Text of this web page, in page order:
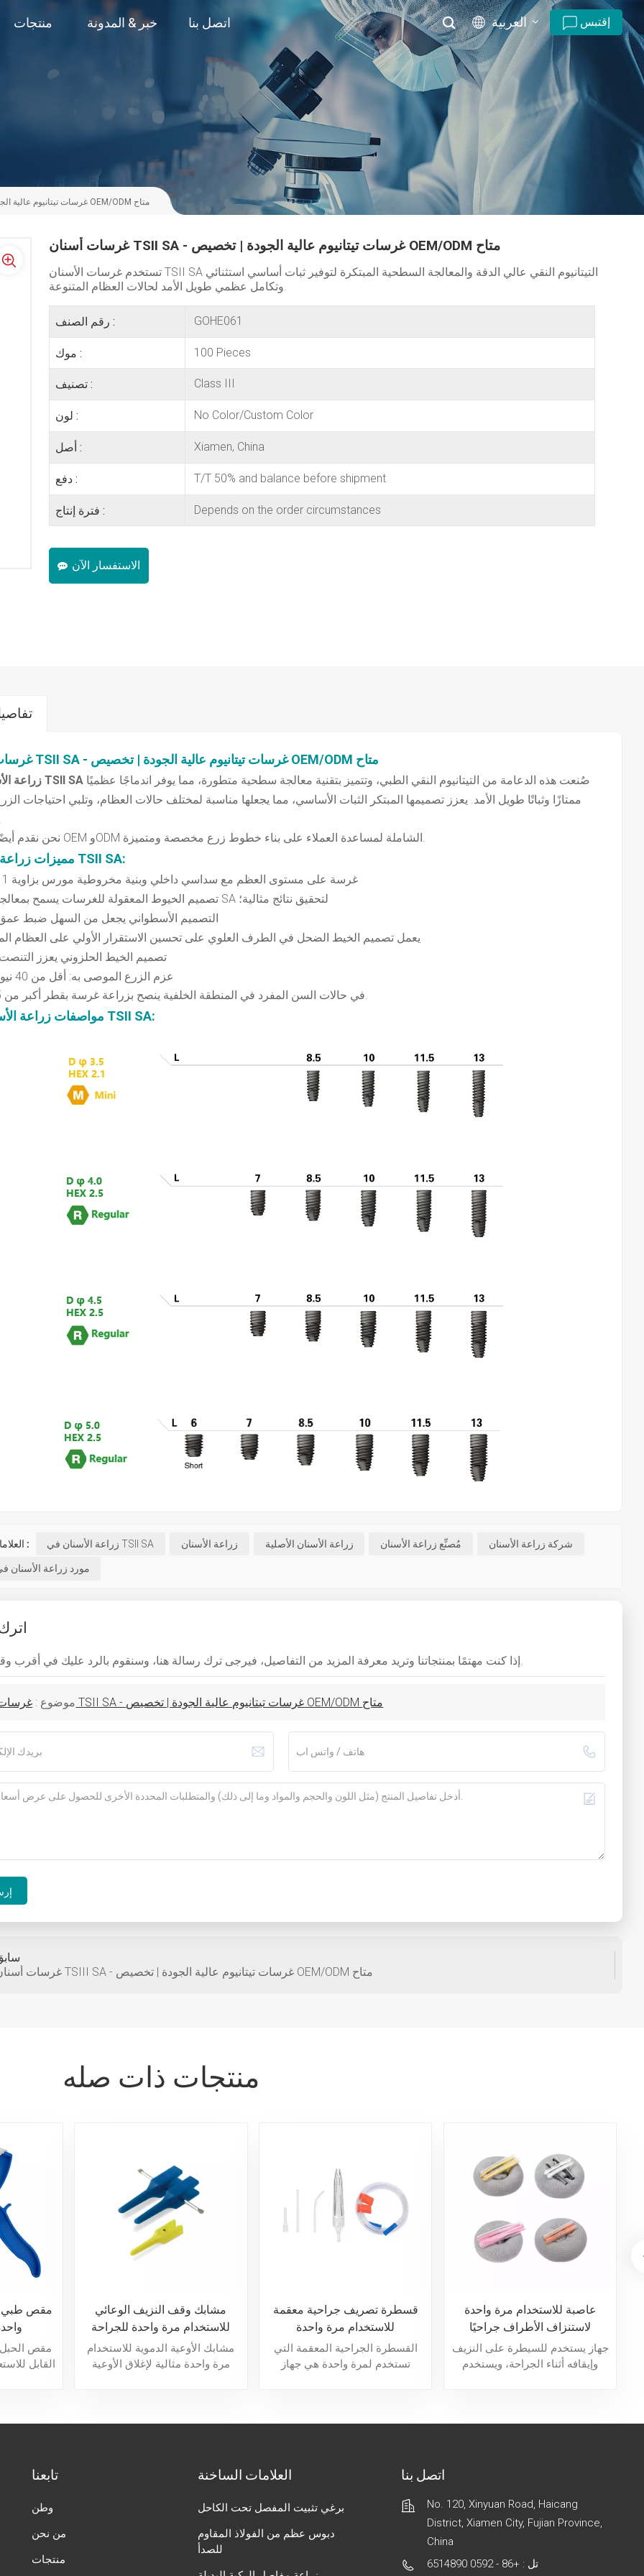
منتجات خبر & المدونة اتصل بنا العربية
English
русский
español
português
إقتبس
غرسات أسنان TSII SA - غرسات تيتانيوم عالية الجودة | تخصيص OEM/ODM متاح
غرسات أسنان TSII SA - غرسات تيتانيوم عالية الجودة | تخصيص OEM/ODM متاح
تستخدم غرسات الأسنان TSII SA التيتانيوم النقي عالي الدقة والمعالجة السطحية المبتكرة لتوفير ثبات أساسي استثنائي
وتكامل عظمي طويل الأمد لحالات العظام المتنوعة.
رقم الصنف : GOHE061
موك : 100 Pieces
تصنيف : Class III
لون : No Color/Custom Color
أصل : Xiamen, China
دفع : T/T 50% and balance before shipment
فترة إنتاج : Depends on the order circumstances
الاستفسار الآن
غرسات أسنان TSII SA - غرسات تيتانيوم عالية الجودة | تخصيص OEM/ODM متاح
زراعة الأسنان في TSII SA
ممتازًا وثباتًا طويل الأمد. يعزز تصميمها المبتكر الثبات الأساسي، مما يجعلها مناسبة لمختلف حالات العظام، وتلبي احتياجات
مميزات زراعة الأسنان TSII SA:
- غرسة على مستوى العظم مع سداسي داخلي وبنية مخروطية مورس بزاوية 11 درجة؛
- تصميم الخيوط المعقولة للغرسات يسمح بمعالجة سطح SA لتحقيق نتائج مثالية؛
- التصميم الأسطواني يجعل من السهل ضبط عمق
- يعمل تصميم الخيط الضحل في الطرف العلوي على تحسين الاستقرار الأولي على العظام
- تصميم الخيط الحلزوني يعزز التنصت
- عزم الزرع الموصى به: أقل من 40 نيوتن سم؛
مواصفات زراعة الأسنان من TSII SA:
العلامات الساخنة : زراعة الأسنان في TSII SA زراعة الأسنان زراعة الأسنان الأصلية مُصنِّع زراعة الأسنان شركة زراعة الأسنان
مورد زراعة الأسنان
إذا كنت مهتمًا بمنتجاتنا وتريد معرفة المزيد من التفاصيل، فيرجى ترك رسالة هنا، وسنقوم بالرد عليك في أقرب وقت ممكن.
موضوع : غرسات أسنان TSII SA - غرسات تيتانيوم عالية الجودة | تخصيص OEM/ODM متاح
غرسات أسنان TSIII SA - غرسات تيتانيوم عالية الجودة | تخصيص OEM/ODM متاح
منتجات ذات صله
مقص طبي
مقص
القابل
طوال العملية.
مشابك وقف النزيف الوعائي
للاستخدام مرة واحدة للجراحة
مشابك الأوعية الدموية للاستخدام
مرة واحدة مثالية لإغلاق الأوعية
الحاجة.
قسطرة تصريف جراحية معقمة
للاستخدام مرة واحدة
القسطرة الجراحية المعقمة التي
تستخدم لمرة واحدة هي جهاز
العلاج.
عاصبة للاستخدام مرة واحدة
لاستنزاف الأطراف جراحيًا
جهاز يستخدم للسيطرة على النزيف
وإيقافه أثناء الجراحة، ويستخدم
تابعنا
وطن
من نحن
منتجات
العلامات الساخنة
برغي تثبيت المفصل تحت الكاحل
دبوس عظم من الفولاذ المقاوم
للصدأ
اتصل بنا
No. 120, Xinyuan Road, Haicang
District, Xiamen City, Fujian Province,
China
تل : +86 - 0592 6514890